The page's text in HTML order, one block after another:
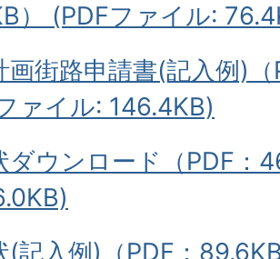
） (PDFファイル:
画街路申請書(記入例)
ァイル: 146.4KB)
ダウンロード（PDF：
(記入例)（PDF：